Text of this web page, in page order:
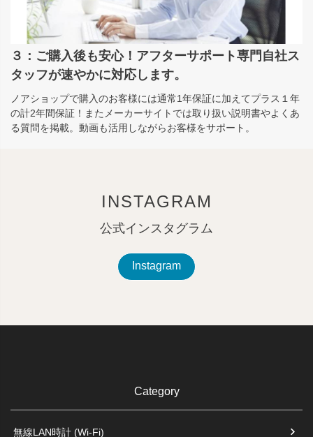
３：ご購入後も安心！アフターサポート専門自社ス
タッフが速やかに対応します。
ノアショップで購入のお客様には通常1年保証に加えてプラス１年
の計2年間保証！またメーカーサイトでは取り扱い説明書やよくあ
る質問を掲載。動画も活用しながらお客様をサポート。
INSTAGRAM
公式インスタグラム
Instagram
Category
無線LAN時計 (Wi-Fi)